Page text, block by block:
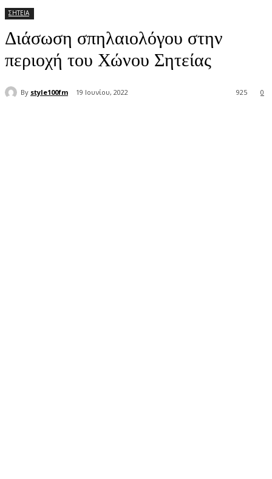
ΣΗΤΕΙΑ
Διάσωση σπηλαιολόγου στην
περιοχή του Χώνου Σητείας
By style100fm 19 Ιουνίου, 2022 0
925